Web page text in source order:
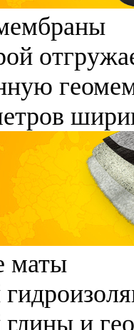
маты
и